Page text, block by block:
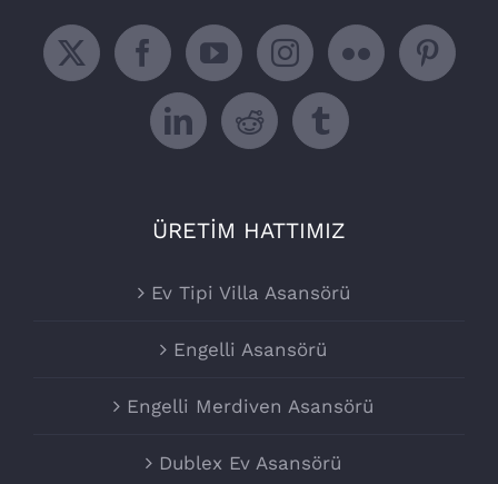
ÜRETİM HATTIMIZ
Ev Tipi Villa Asansörü
Engelli Asansörü
Engelli Merdiven Asansörü
Dublex Ev Asansörü